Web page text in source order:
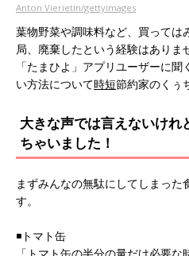
Anton Vierietin/gettyimages
葉物野菜や調味料など、買っては
局、廃棄したという経験はありま
「たまひよ」アプリユーザーに
い方法について時短節約家のくぅ
大きな声では言えないけれ
ちゃいました！
まずみんなの無駄にしてしまった
す。
◾️トマト缶